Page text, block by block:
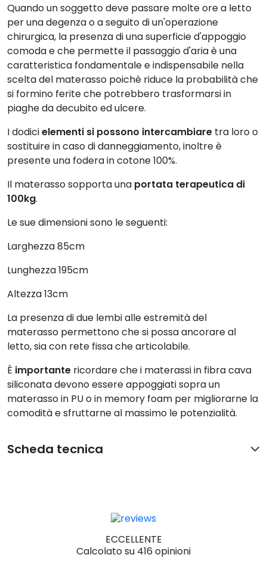
Quando un soggetto deve passare molte ore a letto
per una degenza o a seguito di un'operazione
chirurgica, la presenza di una superficie d'appoggio
comoda e che permette il passaggio d'aria è una
caratteristica fondamentale e indispensabile nella
scelta del materasso poichè riduce la probabilità che
si formino ferite che potrebbero trasformarsi in
piaghe da decubito ed ulcere.
I dodicielementi si possono intercambiare tra loro o
sostituire in caso di danneggiamento, inoltre è
presente una fodera in cotone 100%.
Il materasso sopporta una portata terapeutica di
100kg.
Le sue dimensioni sono le seguenti:
Larghezza 85cm
Lunghezza 195cm
Altezza 13cm
La presenza di due lembi alle estremità del
materasso permettono che si possa ancorare al
letto, sia con rete fissa che articolabile.
È importante ricordare che i materassi in fibra cava
siliconata devono essere appoggiati sopra un
materasso in PU o in memory foam per migliorarne la
comodità e sfruttarne al massimo le potenzialità.
Scheda tecnica
ECCELLENTE
Calcolato su 416 opinioni